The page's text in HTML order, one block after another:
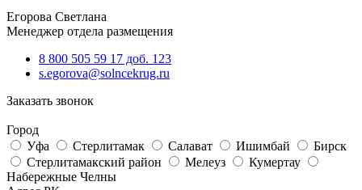
Егорова Светлана
Менеджер отдела размещения
8 800 505 59 17 доб. 123
s.egorova@solncekrug.ru
Заказать звонок
Город
Уфа
Стерлитамак Салават Ишимбай
Бирск
Стерлитамакский район
Мелеуз
Кумертау
Набережные Челны